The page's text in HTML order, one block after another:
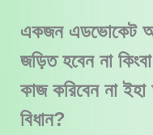
একজন এডভোকেট
জড়িত হবেন না
কাজ করিবেন না
বিধান?